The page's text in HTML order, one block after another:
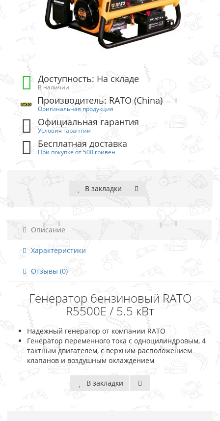
Доступность: На складе
В наличии
Производитель: RATO (China)
Оригинальная продукция
Официальная гарантия
Условия гарантии
Бесплатная доставка
При покупке от 500 гривен
В закладки
Описание
Характеристики
Отзывы (0)
Генератор бензиновый RATO
R5500E / 5.5 кВт
Надежный генератор от компании RATO
Генератор переменного тока с одноцилиндровым, 4
тактным двигателем, с верхним расположением
клапанов и воздушным охлаждением
В закладки